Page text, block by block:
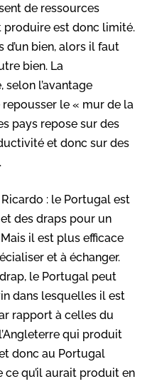
de ressources
produire est donc limité.
bien, alors il faut
bien. La
l’avantage
le « mur de la
pays repose sur des
et donc sur des
: le Portugal est
des draps pour un
il est plus efficace
et à échanger.
le Portugal peut
dans lesquelles il est
rapport à celles du
qui produit
donc au Portugal
ce qu’il aurait produit en